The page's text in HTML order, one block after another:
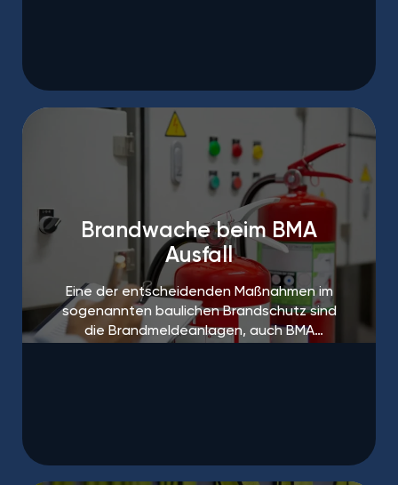
Brandwache beim BMA
Ausfall
Eine der entscheidenden Maßnahmen im
sogenannten baulichen Brandschutz sind
die Brandmeldeanlagen, auch BMA